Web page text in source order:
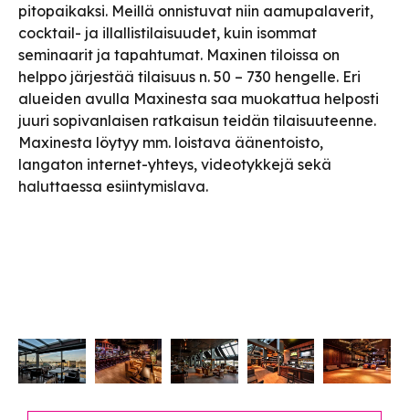
pitopaikaksi. Meillä onnistuvat niin aamupalaverit,
cocktail- ja illallistilaisuudet, kuin isommat
seminaarit ja tapahtumat. Maxinen tiloissa on
helppo järjestää tilaisuus n. 50 – 730 hengelle. Eri
alueiden avulla Maxinesta saa muokattua helposti
juuri sopivanlaisen ratkaisun teidän tilaisuuteenne.
Maxinesta löytyy mm. loistava äänentoisto,
langaton internet-yhteys, videotykkejä sekä
haluttaessa esiintymislava.